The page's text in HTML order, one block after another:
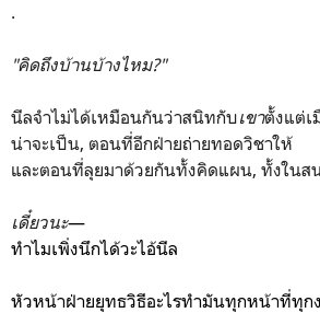
.
"คิดถึงบ้านบ้างไหม?"
นีลจำไม่ได้เหมือนกันว่าสนิทกับเขาตั้งแต่เ
น่าจะเป็น, ตอนที่อีกฝ่ายถ่ายทอดวิชาให้
และตอนที่ลุยมาด้วยกันทั้งคิดแผน, ทั้งในส
เดี๋ยวนะ—
ทำไมเพิ่งนึกได้วะไอ้นีล
หัวหน้าฝ่ายยุทธวิธีอะไรทำมันทุกหน้าที่ทุก